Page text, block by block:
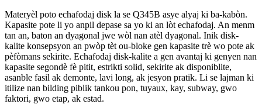
Materyèl poto echafodaj disk la se Q345B asye alyaj ki ba-kabòn.
Kapasite pote li yo anpil depase sa yo ki an lòt echafodaj. An menm
tan an, baton an dyagonal jwe wòl nan atèl dyagonal. Inik disk-
kalite konsepsyon an pwòp tèt ou-bloke gen kapasite trè wo pote ak
pèfòmans sekirite. Echafodaj disk-kalite a gen avantaj ki genyen nan
kapasite segondè fè pitit, estrikti solid, sekirite ak disponiblite,
asanble fasil ak demonte, lavi long, ak jesyon pratik. Li se lajman ki
itilize nan bilding piblik tankou pon, tuyaux, kay, subway, gwo
faktori, gwo etap, ak estad.